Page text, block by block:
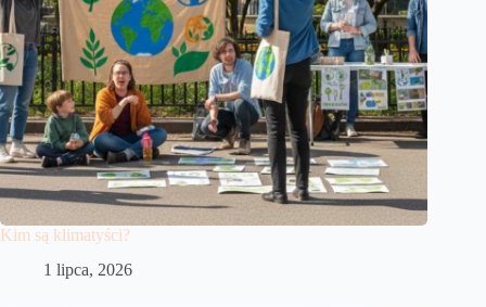
Kim są klimatyści?
1 lipca, 2026